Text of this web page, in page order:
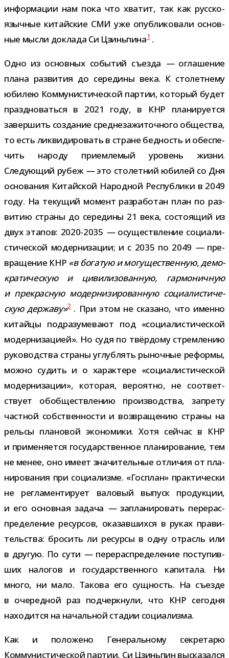
инфор­ма­ции нам пока что хва­тит, так как рус­ско­
языч­ные китай­ские СМИ уже опуб­ли­ко­вали основ­
ные мысли доклада Си Цзиньпина1.
Одно из основ­ных собы­тий съезда —огла­ше­ние
плана раз­ви­тия до сере­дины века. К сто­лет­нему
юби­лею Коммунистической пар­тии, кото­рый будет
празд­но­ваться в 2021 году, в КНР пла­ни­ру­ется
завер­шить созда­ние сред­не­за­жи­точ­ного обще­ства,
то есть лик­ви­ди­ро­вать в стране бед­ность и обес­пе­
чить народу при­ем­ле­мый уро­вень жизни.
Следующий рубеж —это сто­лет­ний юби­лей со Дня
осно­ва­ния Китайской Народной Республики в 2049
году. На теку­щий момент раз­ра­бо­тан план по раз­
ви­тию страны до сере­дины 21 века, состо­я­щий из
двух эта­пов: 2020-2035 —осу­ществ­ле­ние соци­а­ли­
сти­че­ской модер­ни­за­ции; и с 2035 по 2049 —пре­
вра­ще­ние КНР «в бога­тую и могу­ще­ствен­ную, демо­
кра­ти­че­скую и циви­ли­зо­ван­ную, гар­мо­нич­ную
и пре­крас­ную модер­ни­зи­ро­ван­ную соци­а­ли­сти­че­
скую дер­жаву»2 . При этом не ска­зано, что именно
китайцы под­ра­зу­ме­вают под «соци­а­ли­сти­че­ской
модер­ни­за­цией». Но судя по твёр­дому стрем­ле­нию
руко­вод­ства страны углуб­лять рыноч­ные реформы,
можно судить и о харак­тере «соци­а­ли­сти­че­ской
модер­ни­за­ции», кото­рая, веро­ятно, не соот­вет­
ствует обоб­ществ­ле­нию про­из­вод­ства, запрету
част­ной соб­ствен­но­сти и воз­вра­ще­нию страны на
рельсы пла­но­вой эко­но­мики. Хотя сей­час в КНР
и при­ме­ня­ется госу­дар­ствен­ное пла­ни­ро­ва­ние, тем
не менее, оно имеет зна­чи­тель­ные отли­чия от пла­
ни­ро­ва­ния при соци­а­лизме. «Госплан» прак­ти­че­ски
не регла­мен­ти­рует вало­вый выпуск про­дук­ции,
и его основ­ная задача —запла­ни­ро­вать пере­рас­
пре­де­ле­ние ресур­сов, ока­зав­шихся в руках пра­ви­
тель­ства: бро­сить ли ресурсы в одну отрасль или
в дру­гую. По сути —пере­рас­пре­де­ле­ние посту­пив­
ших нало­гов и госу­дар­ствен­ного капи­тала. Ни
много, ни мало. Такова его сущ­ность. На съезде
в оче­ред­ной раз под­черк­нули, что КНР сего­дня
нахо­дится на началь­ной ста­дии социализма.
Как и поло­жено Генеральному сек­ре­тарю
Коммунистической пар­тии, Си Цзиньпин выска­зался